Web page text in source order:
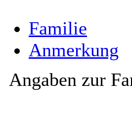
Familie
Anmerkung
Angaben zur